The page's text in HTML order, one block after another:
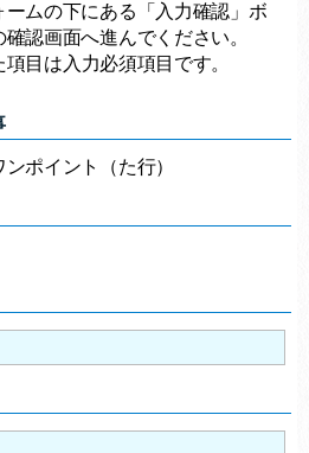
ムの下にある「入力確認」ボ
認画面へ進んでください。
目は入力必須項目です。
ポイント（た行）